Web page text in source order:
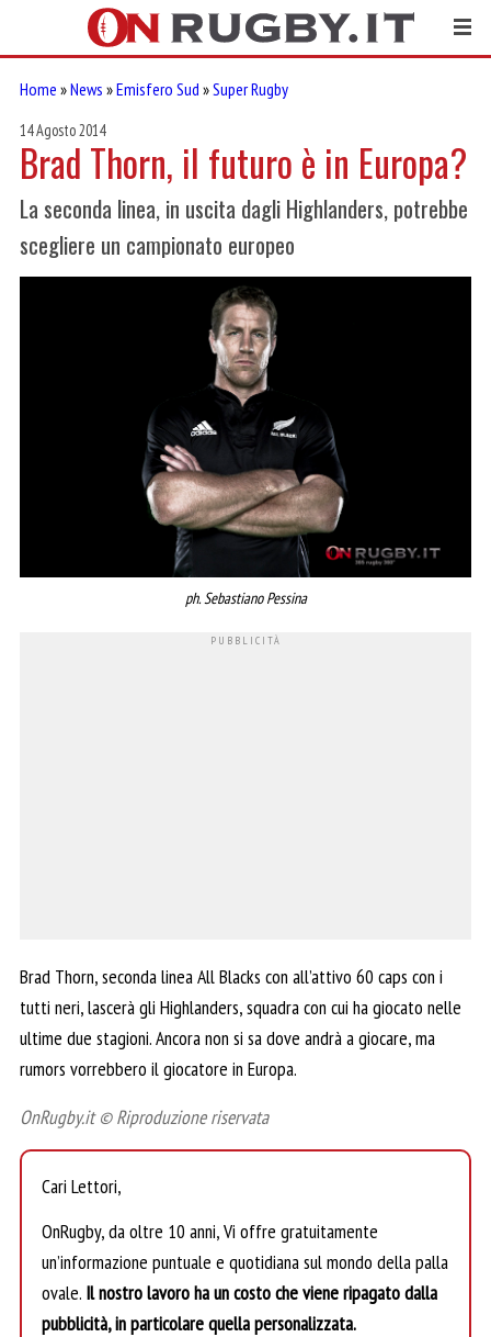
Home »News »Emisfero Sud »Super Rugby
14 Agosto 2014
Brad Thorn, il futuro è in Europa?
La seconda linea, in uscita dagli Highlanders, potrebbe
scegliere un campionato europeo
ph. Sebastiano Pessina
Brad Thorn, seconda linea All Blacks con all’attivo 60 caps con i
tutti neri, lascerà gli Highlanders, squadra con cui ha giocato nelle
ultime due stagioni. Ancora non si sa dove andrà a giocare, ma
rumors vorrebbero il giocatore in Europa.
OnRugby.it © Riproduzione riservata
Cari Lettori,
OnRugby, da oltre 10 anni, Vi offre gratuitamente
un’informazione puntuale e quotidiana sul mondo della palla
ovale. Il nostro lavoro ha un costo che viene ripagato dalla
pubblicità, in particolare quella personalizzata.